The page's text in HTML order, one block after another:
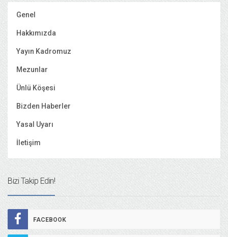
Genel
Hakkımızda
Yayın Kadromuz
Mezunlar
Ünlü Köşesi
Bizden Haberler
Yasal Uyarı
İletişim
Bizi Takip Edin!
FACEBOOK